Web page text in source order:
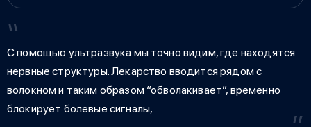
С помощью ультразвука мы точно видим, где находятся
нервные структуры. Лекарство вводится рядом с
волокном и таким образом “обволакивает”, временно
блокирует болевые сигналы,